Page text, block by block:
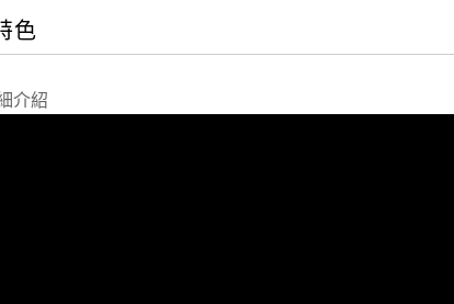
色
介紹